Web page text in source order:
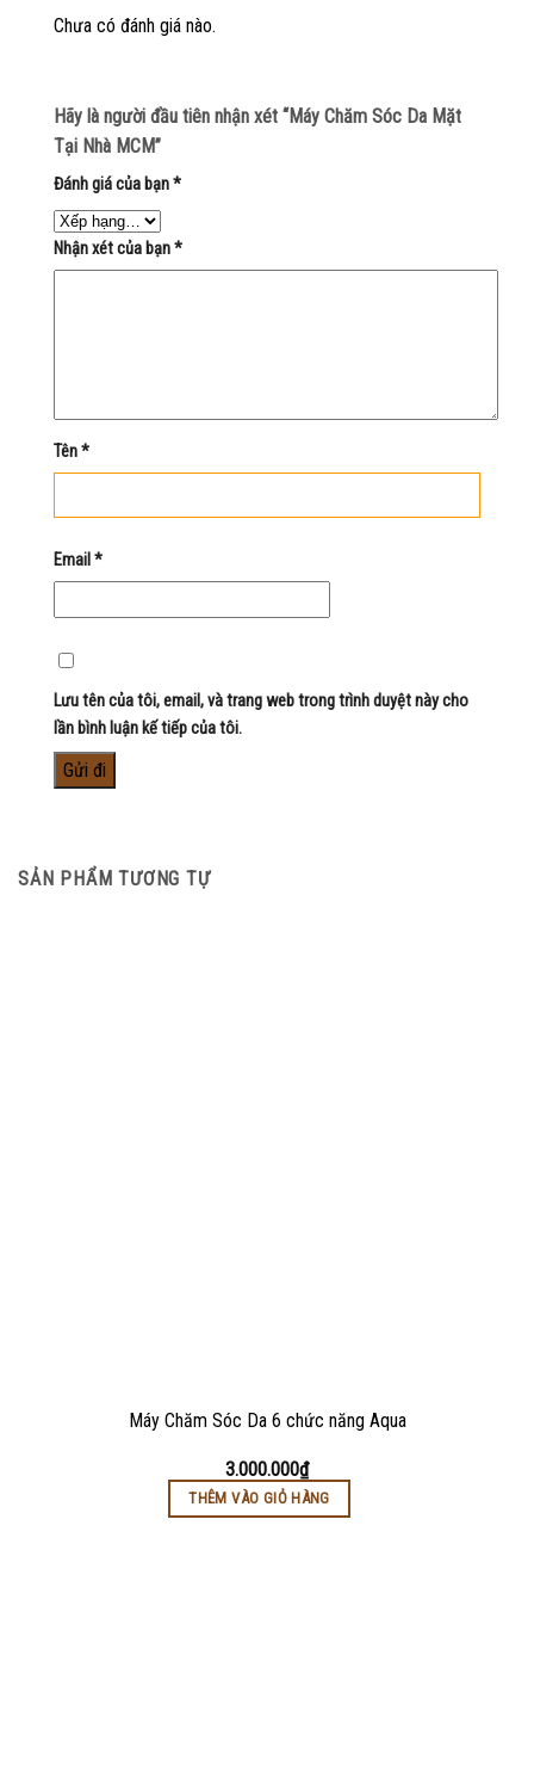
Chưa có đánh giá nào.
Hãy là người đầu tiên nhận xét “Máy Chăm Sóc Da Mặt
Tại Nhà MCM”
Đánh giá của bạn*
Nhận xét của bạn*
Tên*
Email *
Lưu tên của tôi, email, và trang web trong trình duyệt này cho
lần bình luận kế tiếp của tôi.
SẢN PHẨM TƯƠNG TỰ
Máy Chăm Sóc Da 6 chức năng Aqua
3.000.000₫
THÊM VÀO GIỎ HÀNG